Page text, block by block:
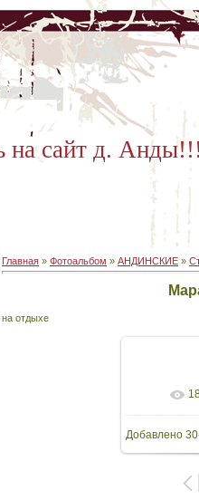
на сайт д.
Главная » Фотоальбом » АНДИНСКИЕ »
на отдыхе
В
Добавлено